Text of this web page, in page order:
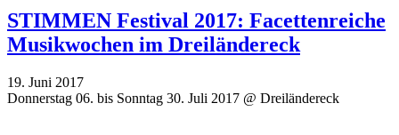
STIMMEN Festival 2017: Facettenreiche
Musikwochen im Dreiländereck
19. Juni 2017
Donnerstag 06. bis Sonntag 30. Juli 2017 @ Dreiländereck